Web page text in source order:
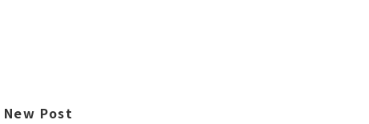
New Post